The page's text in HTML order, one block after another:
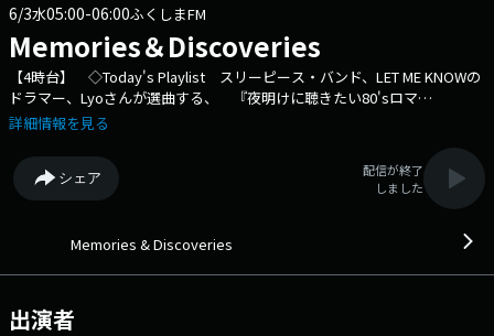
6/3水05:00-06:00ふくしまFM
Memories＆Discoveries
【4時台】 ◇Today's Playlist スリーピース・バンド、LET ME KNOWの
ドラマー、Lyoさんが選曲する、 『夜明けに聴きたい80'sロマ
ン』！ 【5時台】 ◇Classic Playlist 文筆家の高野麻衣さんが、
躍するミュージシャン、著名クリエイター、文化人が、それぞれのリコメ
ンド楽曲で素敵な音楽空間をプロデュース。 懐かしさを感じるナンバ
ー、新たな出会いとなるようなナンバー等、幅広い世代に、時代を超えた
pods.com/program/27337 メッセージフォーム：
詳細情報を見る
シェア
配信が終了
しました
Memories & Discoveries
出演者